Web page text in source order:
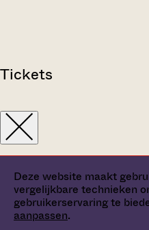
Deze website maakt
vergelijkbare technieken
gebruikerservaring te
aanpassen.
Tickets